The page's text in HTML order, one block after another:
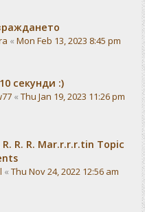
« Mon Feb 13, 2023 8:45 pm
секунди :)
« Thu Jan 19, 2023 11:26 pm
R. R. Mar.r.r.r.tin Topic
« Thu Nov 24, 2022 12:56 am